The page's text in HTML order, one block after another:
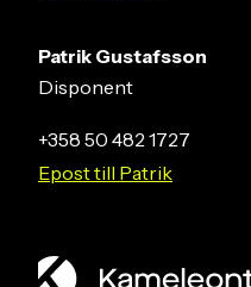
Patrik Gustafsson
Disponent
+358 50 482 1727
Epost till Patrik